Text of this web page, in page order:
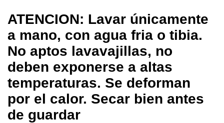
ATENCION: Lavar únicamente
a mano, con agua fria o tibia.
No aptos lavavajillas, no
deben exponerse a altas
temperaturas. Se deforman
por el calor. Secar bien antes
de guardar